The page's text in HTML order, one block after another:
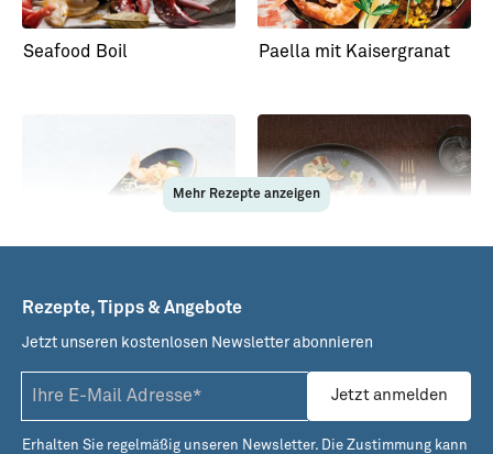
Seafood Boil Paella mit Kaisergranat
Zweierlei vom
Kaisergranat
Kaisergranat mit
Krustentiersauce
Mehr Rezepte anzeigen
Rezepte, Tipps & Angebote
Jetzt unseren kostenlosen Newsletter abonnieren
Jetzt anmelden
Erhalten Sie regelmäßig unseren Newsletter. Die Zustimmung kann